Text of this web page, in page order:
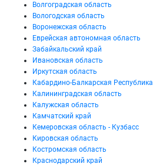
Волгоградская область
Вологодская область
Воронежская область
Еврейская автономная область
Забайкальский край
Ивановская область
Иркутская область
Кабардино-Балкарская Республика
Калининградская область
Калужская область
Камчатский край
Кемеровская область - Кузбасс
Кировская область
Костромская область
Краснодарский край